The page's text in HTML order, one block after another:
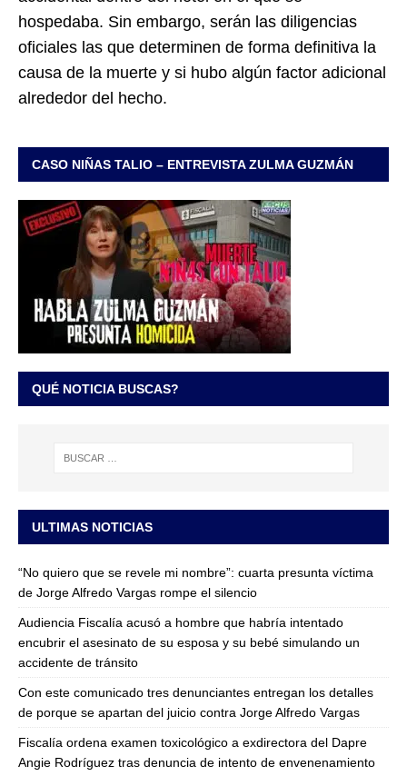
hospedaba. Sin embargo, serán las diligencias
oficiales las que determinen de forma definitiva la
causa de la muerte y si hubo algún factor adicional
alrededor del hecho.
CASO NIÑAS TALIO – ENTREVISTA ZULMA GUZMÁN
QUÉ NOTICIA BUSCAS?
ULTIMAS NOTICIAS
“No quiero que se revele mi nombre”: cuarta presunta víctima
de Jorge Alfredo Vargas rompe el silencio
Audiencia Fiscalía acusó a hombre que habría intentado
encubrir el asesinato de su esposa y su bebé simulando un
accidente de tránsito
Con este comunicado tres denunciantes entregan los detalles
de porque se apartan del juicio contra Jorge Alfredo Vargas
Fiscalía ordena examen toxicológico a exdirectora del Dapre
Angie Rodríguez tras denuncia de intento de envenenamiento